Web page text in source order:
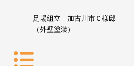
足場組立 加古川市Ｏ様邸
（外壁塗装）